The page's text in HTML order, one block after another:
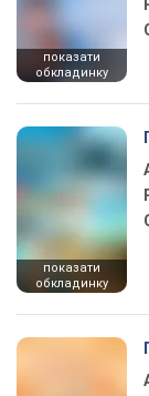
показати
обкладинку
показати
обкладинку